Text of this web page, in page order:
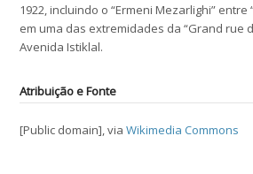
1922, incluindo o “Ermeni Mezarlighi” entre
em uma das extremidades da “Grand rue
Avenida Istiklal.
Atribuição e Fonte
[Public domain], viaWikimedia Commons